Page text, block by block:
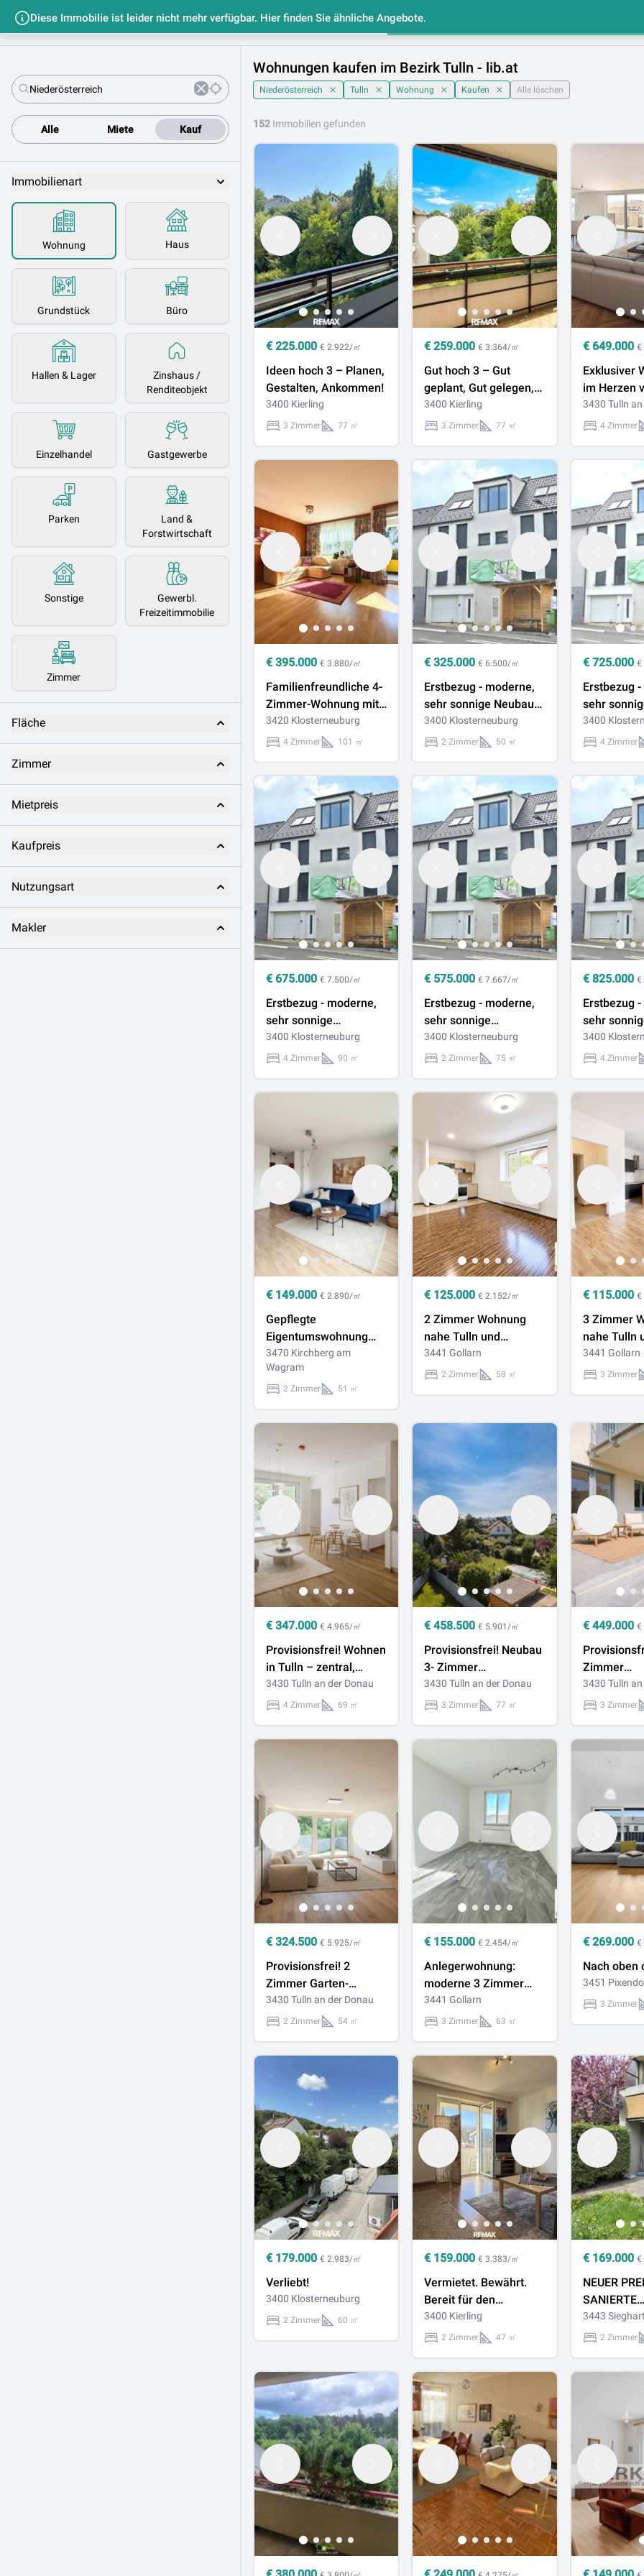
Startseite Makler Liste Gespeicherte Immobilien
Alle Miete Kauf
Immobilienart
Wohnung Haus
Grundstück Büro
Hallen & Lager
Zinshaus /
Renditeobjekt
Einzelhandel Gastgewerbe
Parken
Land &
Forstwirtschaft
Sonstige
Gewerbl.
Freizeitimmobilie
Zimmer
Fläche
Zimmer
Mietpreis
Kaufpreis
Nutzungsart
Makler
Wohnungen kaufen im Bezirk Tulln - lib.at
Niederösterreich Tulln Wohnung Kaufen Alle löschen
152 Immobilien gefunden
€ 225.000 € 2.922/㎡
Ideen hoch 3 – Planen,
Gestalten, Ankommen!
3400 Kierling
3 Zimmer 77 ㎡
€259.000 € 3.364/㎡
Gut hoch 3 – Gut
geplant, Gut gelegen,
Gut zuhause!
3400 Kierling
3 Zimmer 77 ㎡
€ 649.000 €
Exklusiver
im Herzen
großzügig,
& flexibel
3430 Tulln
4 Zimmer
€ 395.000 € 3.880/㎡
Familienfreundliche 4-
Zimmer-Wohnung mit
sonniger Loggia in
ruhiger Lage von
3420 Klosterneuburg
4 Zimmer 101 ㎡
€325.000 € 6.500/㎡
Erstbezug - moderne,
sehr sonnige Neubau-
Terrassenwohnung mit
großzügiger Freifläche
3400 Klosterneuburg
2 Zimmer 50 ㎡
€ 725.000 €
Erstbezug
sehr
3400
4 Zimmer
€ 675.000 € 7.500/㎡
Erstbezug - moderne,
sehr sonnige
Penthousemaisonette
mit großzügigen
Weitblick in
3400 Klosterneuburg
4 Zimmer 90 ㎡
€ 575.000 € 7.667/㎡
Erstbezug - moderne,
sehr sonnige
Penthousewohnung
mit großzügigen
Weitblick in
Klosterneuburg
3400 Klosterneuburg
2 Zimmer 75 ㎡
€ 825.000 €
Erstbezug
sehr
3400
4 Zimmer
€ 149.000 € 2.890/㎡
Gepflegte
Eigentumswohnung
mit überdachtem
Balkon
3470 Kirchberg am
Wagram
2 Zimmer 51 ㎡
€ 125.000 € 2.152/㎡
2 Zimmer Wohnung
nahe Tulln und
Sieghartskirchen
3441 Gollarn
2 Zimmer 58 ㎡
€ 115.000 €
3 Zimmer
nahe Tulln
3441 Gollarn
3 Zimmer
€ 347.000 € 4.965/㎡
Provisionsfrei! Wohnen
in Tulln – zentral,
naturnah und bestens
angebunden
3430 Tulln an der Donau
4 Zimmer 69 ㎡
€458.500 € 5.901/㎡
Provisionsfrei! Neubau
3- Zimmer
Dachgeschosswohnung
mit Ausblick
3430 Tulln an der Donau
3 Zimmer 77 ㎡
€ 449.000 €
Zimmer
großem
3430 Tulln
3 Zimmer
€ 324.500 € 5.925/㎡
Provisionsfrei! 2
Zimmer Garten-
Wohnung Erstbezug
3430 Tulln an der Donau
2 Zimmer 54 ㎡
€ 155.000 € 2.454/㎡
Anlegerwohnung:
moderne 3 Zimmer
Wohnung nahe Tulln
und Sieghartskirchen -
28.02.2028
3441 Gollarn
3 Zimmer 63 ㎡
€ 269.000 €
Nach oben
3451
3 Zimmer
€ 179.000 € 2.983/㎡
Verliebt!
3400 Klosterneuburg
2 Zimmer 60 ㎡
€ 159.000 € 3.383/㎡
Vermietet. Bewährt.
Bereit für den
nächsten Eigentümer.
3400 Kierling
2 Zimmer 47 ㎡
€ 169.000 €
NEUER PREIS!
SANIERTE
GESUCHT?
3443
2 Zimmer
Diese Immobilie ist leider nicht mehr verfügbar. Hier finden Sie ähnliche Angebote.